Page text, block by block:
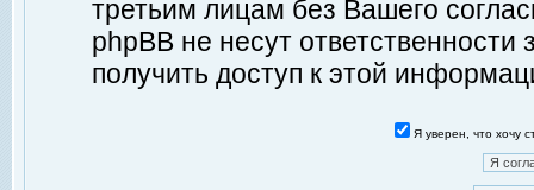
третьим лицам без Вашего
phpBB не несут ответственности
получить доступ к этой
Я уверен, что хочу